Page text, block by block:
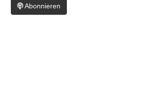
Abonnieren